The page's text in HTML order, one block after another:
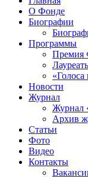
О Фонде
Биографии
Программы
Премия
Новости
Журнал
Журнал
Архив
Статьи
Фото
Видео
Контакты